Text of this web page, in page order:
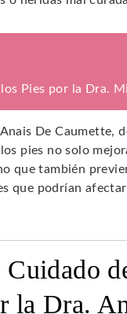
Pies por la Dra.
De Caumette,
pies no solo
que también
que podrían
Cuidado
la Dra.